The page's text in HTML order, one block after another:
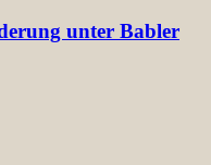
unter Babler